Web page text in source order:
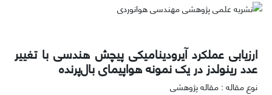
ارزیابی عملکرد آیرودینامیکی پیچش هندسی با تغییر
عدد رینولدز در یک نمونه هواپیمای بال‌پرنده
نوع مقاله : مقاله پژوهشی